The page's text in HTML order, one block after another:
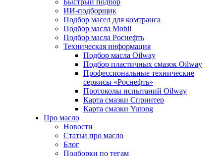
Быстрый подбор
ИИ-подборщик
Подбор масел для комтранса
Подбор масла Mobil
Подбор масла Роснефть
Техническая информация
Подбор масла Oilway
Подбор пластичных смазок Oilway
Профессиональные технические
сервисы «Роснефть»
Протоколы испытаний Oilway
Карта смазки Спринтер
Карта смазки Yutong
Про масло
Новости
Статьи про масло
Блог
Подборки по тегам